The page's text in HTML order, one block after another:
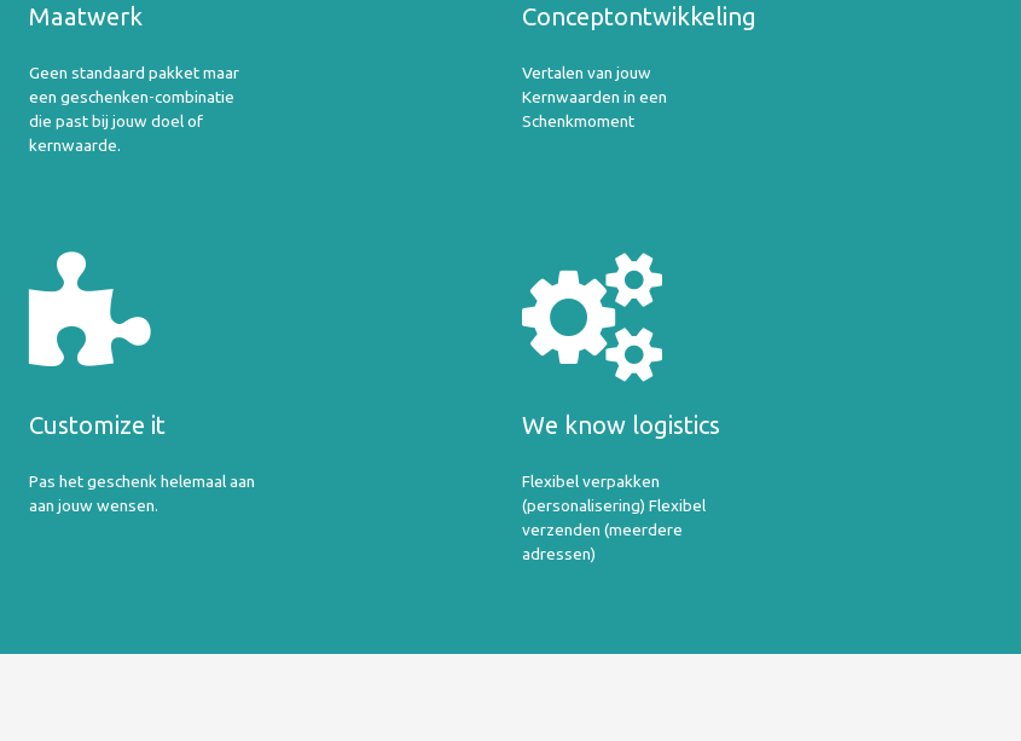
Maatwerk
Geen standaard pakket maar
een geschenken-combinatie
die past bij jouw doel of
kernwaarde.
Conceptontwikkeling
Vertalen van jouw
Kernwaarden in een
Schenkmoment
Customize it
Pas het geschenk helemaal aan
aan jouw wensen.
We know logistics
Flexibel verpakken
(personalisering) Flexibel
verzenden (meerdere
adressen)